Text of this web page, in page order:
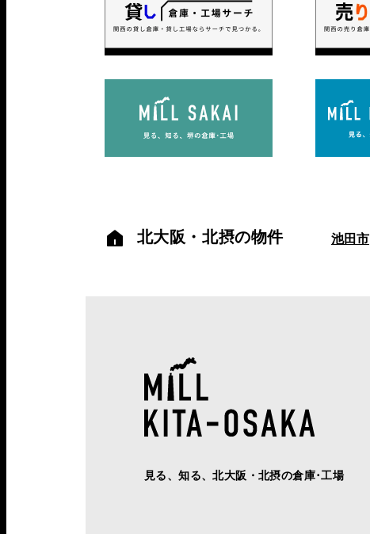
北大阪・北摂の物件 池田市
見る、知る、北大阪・北摂の倉庫･工場